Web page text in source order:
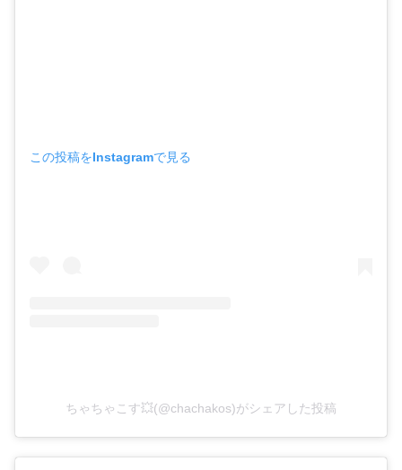
この投稿をInstagramで見る
ちゃちゃこす💥(@chachakos)がシェアした投稿